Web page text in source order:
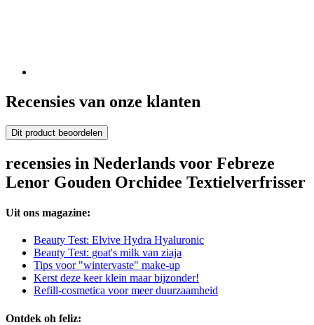
Recensies van onze klanten
Dit product beoordelen
recensies in Nederlands voor Febreze
Lenor Gouden Orchidee Textielverfrisser
Uit ons magazine:
Beauty Test: Elvive Hydra Hyaluronic
Beauty Test: goat's milk van ziaja
Tips voor "wintervaste" make-up
Kerst deze keer klein maar bijzonder!
Refill-cosmetica voor meer duurzaamheid
Ontdek oh feliz: